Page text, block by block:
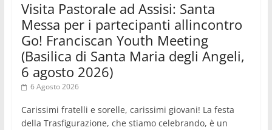
Visita Pastorale ad Assisi: Santa
Messa per i partecipanti allincontro
Go! Franciscan Youth Meeting
(Basilica di Santa Maria degli Angeli,
6 agosto 2026)
6 Agosto 2026
Carissimi fratelli e sorelle, carissimi giovani! La festa
della Trasfigurazione, che stiamo celebrando, è un